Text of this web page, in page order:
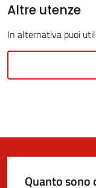
Servizi
line
Tutti
Altre utenze
In alternativa puoi
Quanto sono